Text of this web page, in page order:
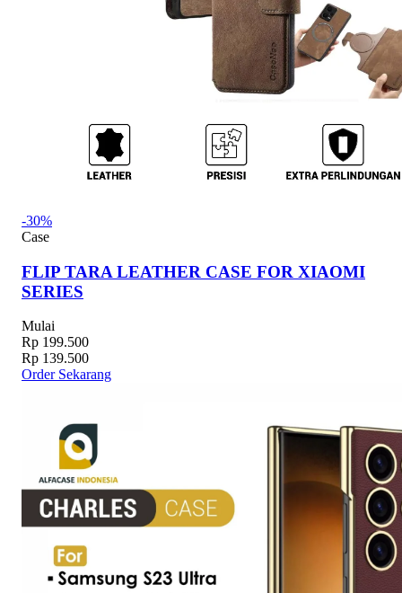
-30%
Case
FLIP TARA LEATHER CASE FOR XIAOMI
SERIES
Mulai
Rp 199.500
Rp 139.500
Order Sekarang